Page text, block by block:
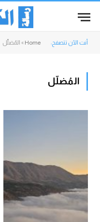
أنت الآن تتصفح: Home
» المُضلّل
المُضلّل